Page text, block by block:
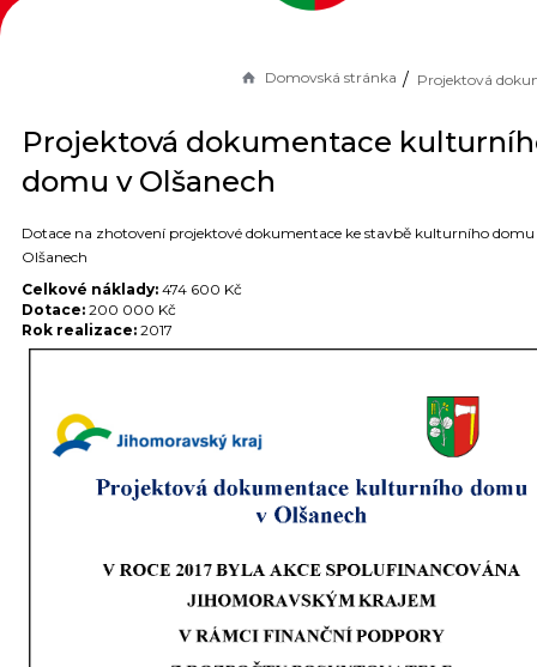
Domovská stránka
Projektová dokumentace
domu v Olšanech
Dotace na zhotovení projektové dokumentace ke stavbě kulturního domu
Olšanech
Celkové náklady: 474 600 Kč
Dotace: 200 000 Kč
Rok realizace: 2017